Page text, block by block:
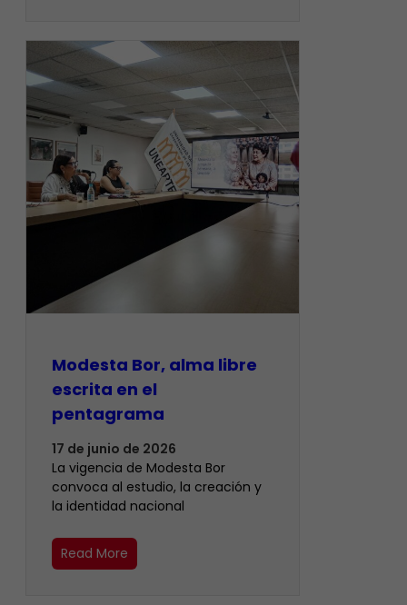
Modesta Bor, alma libre
escrita en el
pentagrama
17 de junio de 2026
La vigencia de Modesta Bor
convoca al estudio, la creación y
la identidad nacional
Read More